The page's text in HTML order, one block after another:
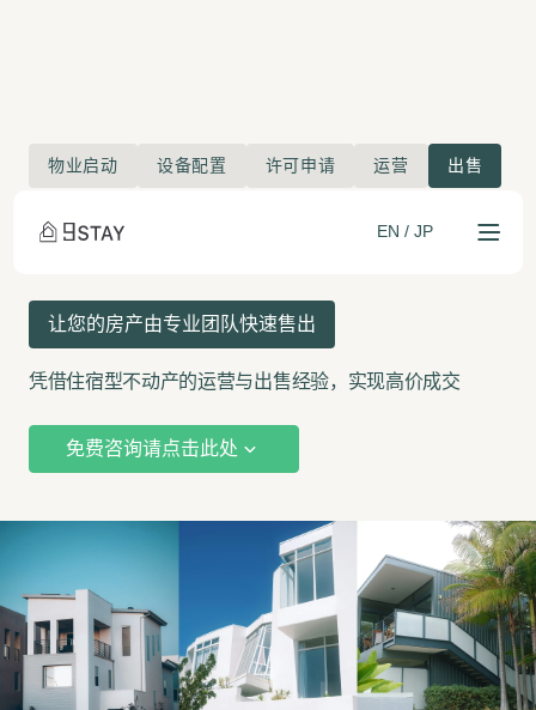
EN / JP
专业住宿物业中介销售
让您的房产由专业团队快速售出
凭借住宿型不动产的运营与出售经验， 实现高价成交
免费咨询请点击此处
物业启动 设备配置 许可申请 运营 出售